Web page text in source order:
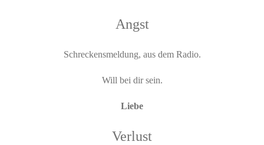
Angst
Schreckensmeldung, aus dem Radio.
Will bei dir sein.
Liebe
Verlust